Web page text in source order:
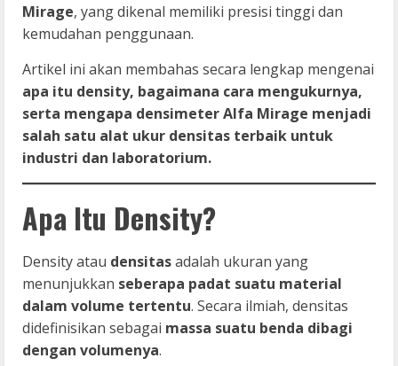
Mirage, yang dikenal memiliki presisi tinggi dan
kemudahan penggunaan.
Artikel ini akan membahas secara lengkap mengenai
apa itu density, bagaimana cara mengukurnya,
serta mengapa densimeter Alfa Mirage menjadi
salah satu alat ukur densitas terbaik untuk
industri dan laboratorium.
Apa Itu Density?
Density atau densitasadalah ukuran yang
menunjukkan seberapa padat suatu material
dalam volume tertentu. Secara ilmiah, densitas
didefinisikan sebagai massa suatu benda dibagi
dengan volumenya.